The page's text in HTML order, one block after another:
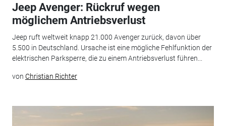
Jeep Avenger: Rückruf wegen
möglichem Antriebsverlust
Jeep ruft weltweit knapp 21.000 Avenger zurück, davon über
5.500 in Deutschland. Ursache ist eine mögliche Fehlfunktion der
elektrischen Parksperre, die zu einem Antriebsverlust führen...
von Christian Richter